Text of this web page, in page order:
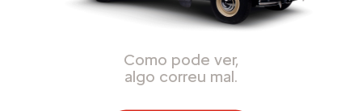
Como pode ver,
algo correu mal.